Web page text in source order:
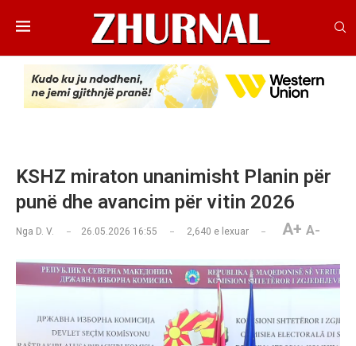
KSHZ miraton unanimisht Planin për
punë dhe avancim për vitin 2026
Nga D. V. 26.05.2026 16:55 2,640 e lexuar A+ A-